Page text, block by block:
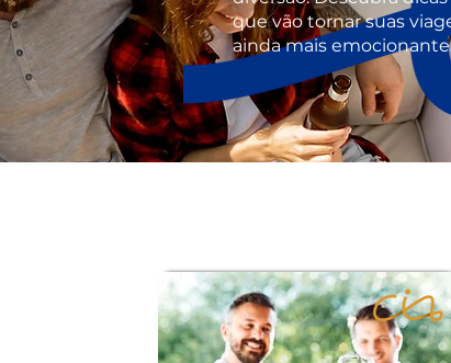
que vão tornar suas
ainda mais